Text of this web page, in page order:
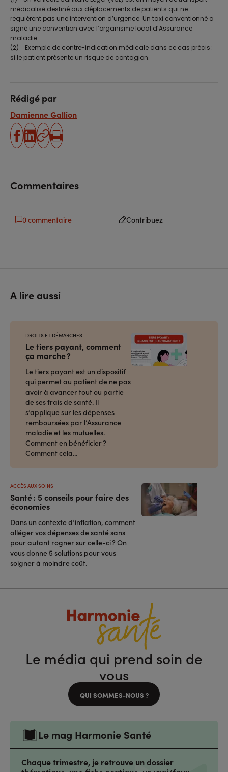
médicalisé destiné aux déplacements de patients qui ne
requièrent pas une intervention d’urgence. Un taxi conventionné a
signé une convention avec l’organisme local d’Assurance
maladie.
(2) Exemple de contre-indication médicale dans ce cas précis :
si le patient présente un risque de contagion.
Rédigé par
Damienne Gallion
partager
partager
Copier
Imprimer
Commentaires
0 commentaire Contribuez
A lire aussi
Le tiers payant, comment
ça marche ?
DROITS ET DÉMARCHES
Le tiers payant est un dispositif
qui permet au patient de ne pas
avoir à avancer tout ou partie
de ses frais de santé. Il
s’applique sur les dépenses
remboursées par l’Assurance
maladie et les mutuelles.
Comment en bénéficier ?
Comment cela...
Santé : 5 conseils pour faire des
économies
ACCÈS AUX SOINS
Dans un contexte d’inflation, comment
alléger vos dépenses de santé sans
pour autant rogner sur celle-ci ? On
vous donne 5 solutions pour vous
soigner à moindre coût.
Le média qui prend soin de
vous
QUI SOMMES-NOUS ?
Le mag Harmonie Santé
Chaque trimestre, je retrouve un dossier